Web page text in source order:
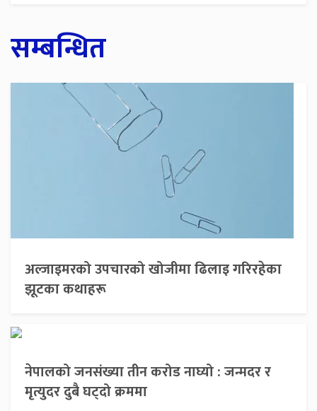
सम्बन्धित
अल्जाइमरको उपचारको खोजीमा ढिलाइ गरिरहेका
झूटका कथाहरू
नेपालको जनसंख्या तीन करोड नाघ्यो : जन्मदर र
मृत्युदर दुबै घट्दो क्रममा